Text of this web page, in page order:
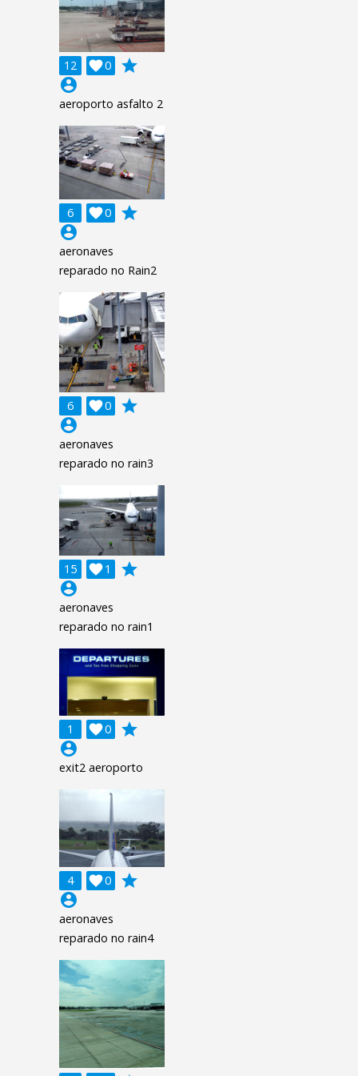
12 0

grade
account_circle
aeroporto asfalto 2
6 0

grade
account_circle
aeronaves
reparado no Rain2
6 0

grade
account_circle
aeronaves
reparado no rain3
15 1

grade
account_circle
aeronaves
reparado no rain1
1 0

grade
account_circle
exit2 aeroporto
4 0

grade
account_circle
aeronaves
reparado no rain4